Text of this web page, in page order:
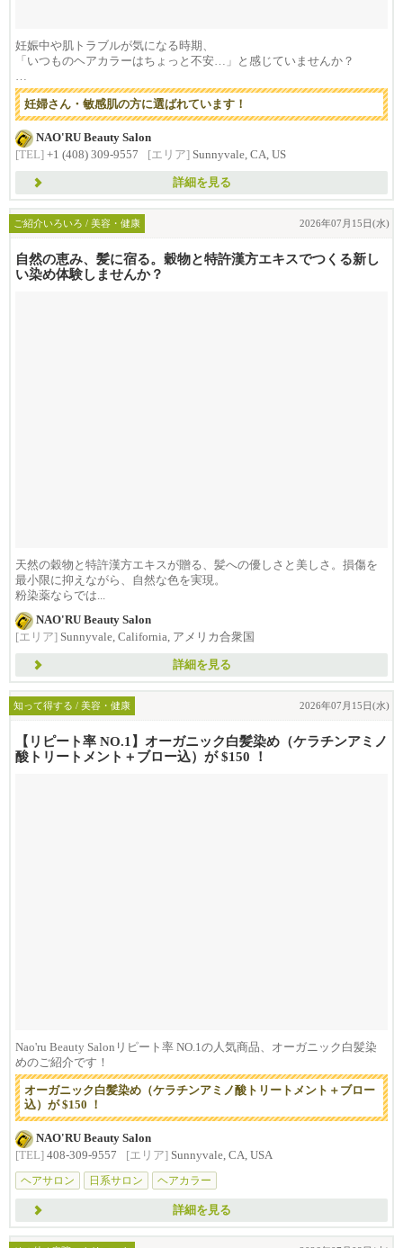
妊娠中や肌トラブルが気になる時期、
「いつものヘアカラーはちょっと不安…」と感じていませんか？
私た...
妊婦さん・敏感肌の方に選ばれています！
NAO'RU Beauty Salon
[TEL] +1 (408) 309-9557 [エリア] Sunnyvale, CA, US
詳細を見る
ご紹介いろいろ / 美容・健康 2026年07月15日(水)
自然の恵み、髪に宿る。穀物と特許漢方エキスでつくる新し
い染め体験しませんか？
天然の穀物と特許漢方エキスが贈る、髪への優しさと美しさ。損傷を
最小限に抑えながら、自然な色を実現。
粉染薬ならでは...
NAO'RU Beauty Salon
[エリア] Sunnyvale, California, アメリカ合衆国
詳細を見る
知って得する / 美容・健康 2026年07月15日(水)
【リピート率 NO.1】オーガニック白髪染め（ケラチンアミノ
酸トリートメント＋ブロー込）が $150 ！
Nao'ru Beauty Salonリピート率 NO.1の人気商品、オーガニック白髪染
めのご紹介です！
オーガニック白髪染め（ケラチンアミノ酸トリートメント＋ブロー
込）が $150 ！
NAO'RU Beauty Salon
[TEL] 408-309-9557 [エリア] Sunnyvale, CA, USA
ヘアサロン
日系サロン ヘアカラー
詳細を見る